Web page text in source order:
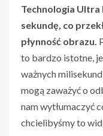
Technologia
sekundę, co
płynność obrazu.
to bardzo istotne,
ważnych
mogą zaważyć o
nam wytłumaczyć
chcielibyśmy to